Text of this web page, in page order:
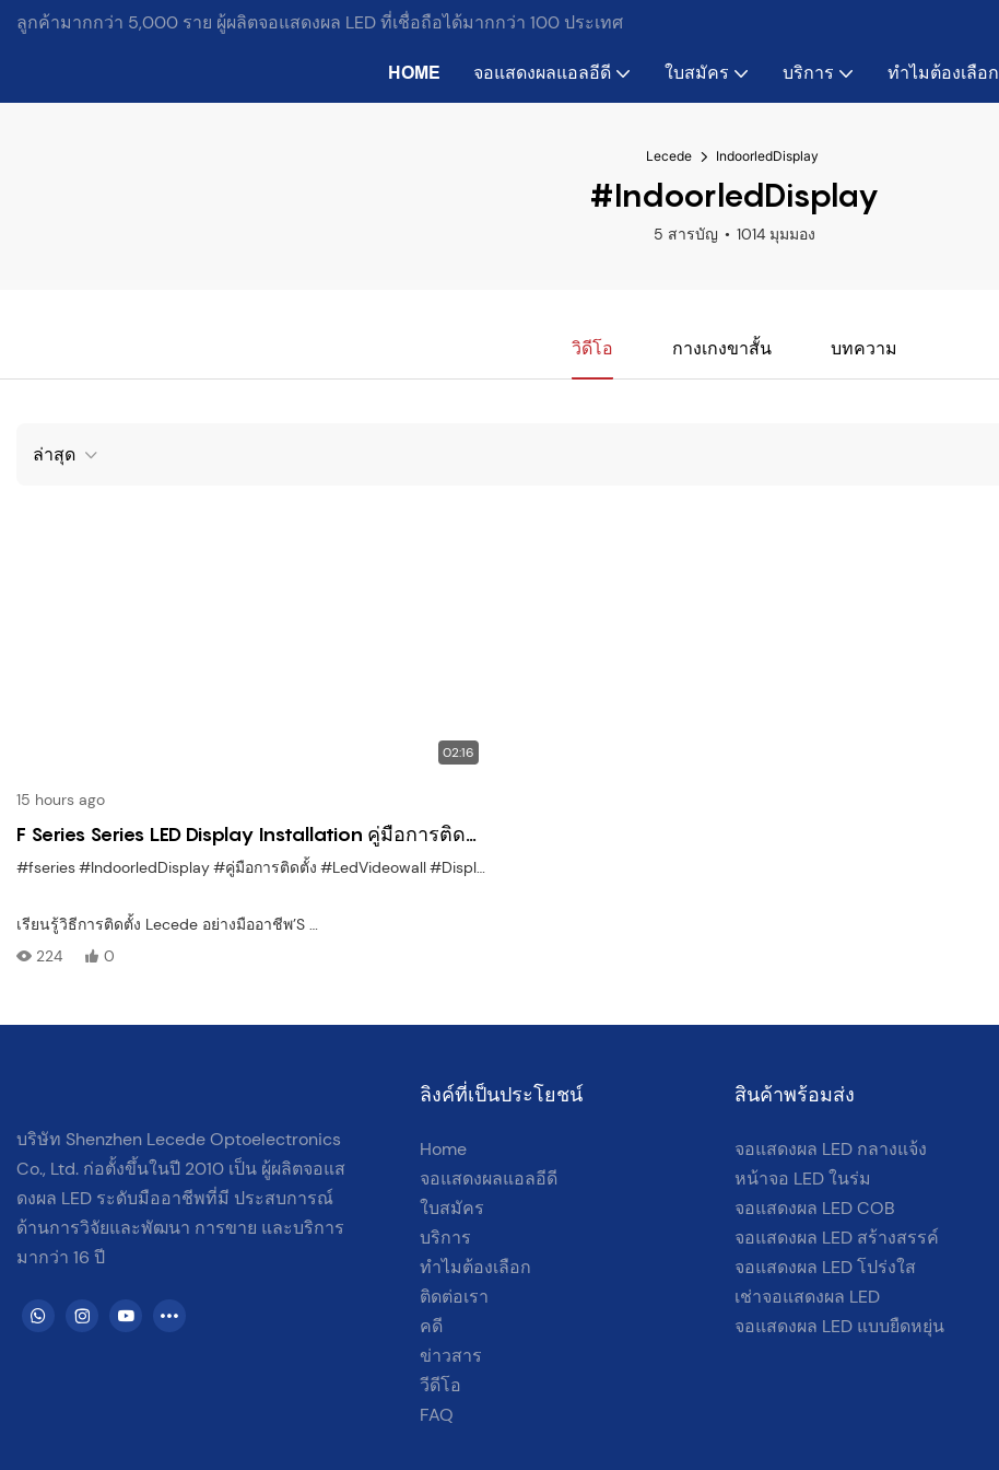
ลูกค้ามากกว่า 5,000 ราย ผู้ผลิตจอแสดงผล LED ที่เชื่อถือได้มากกว่า 100 ประเทศ
HOME จอแสดงผลแอลอีดี ใบสมัคร บริการ ทำไมต้องเลือก
Lecede IndoorledDisplay
#IndoorledDisplay
5 สารบัญ 1014 มุมมอง
วิดีโอ กางเกงขาสั้น บทความ
ล่าสุด
02:16
15 hours ago
F Series Series LED Display Installation คู่มือการติด
ตั้งแบบทีละขั้นตอนง่ายๆ
#fseries#IndoorledDisplay#คู่มือการติดตั้ง #LedVideowall#DisplaySetup
เรียนรู้วิธีการติดตั้ง Lecede อย่างมืออาชีพ’S
F Series Series LED หน้าจอ
โมดูลไปจนถึงการเดินสายการกำหนดค่าและการตั้งค่าพลังงาน เหมาะ
✅เครื่องมือที่จำเป็น
✅แนวทางปฏิบัติในการติดตั้งที่ปลอดภัย
✅ด่วน & การตั้งค่าที่สะอาด
✅ใช้ได้กับสถานการณ์ในร่มต่างๆ
224 0
บริษัท Shenzhen Lecede Optoelectronics
Co., Ltd. ก่อตั้งขึ้นในปี 2010 เป็น ผู้ผลิตจอแส
ดงผล LED ระดับมืออาชีพที่มี ประสบการณ์
ด้านการวิจัยและพัฒนา การขาย และบริการ
มากว่า 16 ปี
ลิงค์ที่เป็นประโยชน์
Home
จอแสดงผลแอลอีดี
ใบสมัคร
บริการ
ทำไมต้องเลือก
ติดต่อเรา
คดี
ข่าวสาร
วีดีโอ
FAQ
สินค้าพร้อมส่ง
จอแสดงผล LED กลางแจ้ง
หน้าจอ LED ในร่ม
จอแสดงผล LED COB
จอแสดงผล LED สร้างสรรค์
จอแสดงผล LED โปร่งใส
เช่าจอแสดงผล LED
จอแสดงผล LED แบบยืดหยุ่น